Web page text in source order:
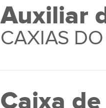
Auxiliar
CAXIAS
Caixa de